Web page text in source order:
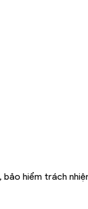
bảo hiểm trách